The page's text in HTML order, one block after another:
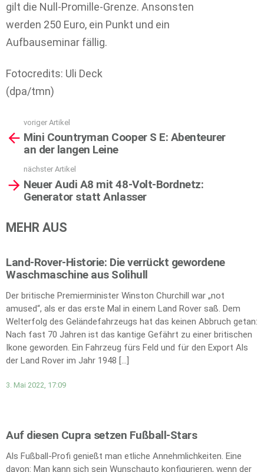
gilt die Null-Promille-Grenze. Ansonsten
werden 250 Euro, ein Punkt und ein
Aufbauseminar fällig.
Fotocredits: Uli Deck
(dpa/tmn)
more
voriger Artikel
Mini Countryman Cooper S E: Abenteurer
an der langen Leine
nächster Artikel
Neuer Audi A8 mit 48-Volt-Bordnetz:
Generator statt Anlasser
MEHR AUS
Land-Rover-Historie: Die verrückt gewordene
Waschmaschine aus Solihull
Der britische Premierminister Winston Churchill war „not
amused“, als er das erste Mal in einem Land Rover saß. Dem
Welterfolg des Geländefahrzeugs hat das keinen Abbruch getan:
Nach fast 70 Jahren ist das kantige Gefährt zu einer britischen
Ikone geworden. Ein Fahrzeug fürs Feld und für den Export Als
der Land Rover im Jahr 1948 […]
3. Mai 2022, 17:09
Auf diesen Cupra setzen Fußball-Stars
Als Fußball-Profi genießt man etliche Annehmlichkeiten. Eine
davon: Man kann sich sein Wunschauto konfigurieren, wenn der